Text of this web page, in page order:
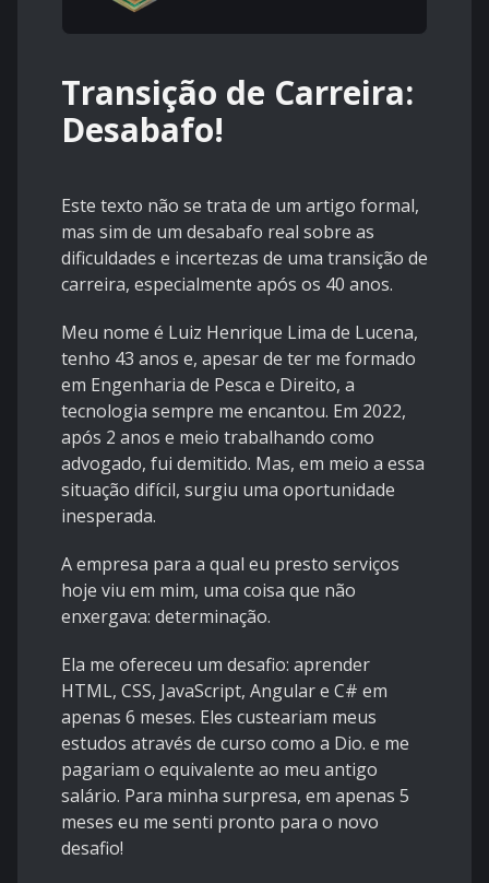
Transição de Carreira:
Desabafo!
Este texto não se trata de um artigo formal,
mas sim de um desabafo real sobre as
dificuldades e incertezas de uma transição de
carreira, especialmente após os 40 anos.
Meu nome é Luiz Henrique Lima de Lucena,
tenho 43 anos e, apesar de ter me formado
em Engenharia de Pesca e Direito, a
tecnologia sempre me encantou. Em 2022,
após 2 anos e meio trabalhando como
advogado, fui demitido. Mas, em meio a essa
situação difícil, surgiu uma oportunidade
inesperada.
A empresa para a qual eu presto serviços
hoje viu em mim, uma coisa que não
enxergava: determinação.
Ela me ofereceu um desafio: aprender
HTML, CSS, JavaScript, Angular e C# em
apenas 6 meses. Eles custeariam meus
estudos através de curso como a Dio. e me
pagariam o equivalente ao meu antigo
salário. Para minha surpresa, em apenas 5
meses eu me senti pronto para o novo
desafio!